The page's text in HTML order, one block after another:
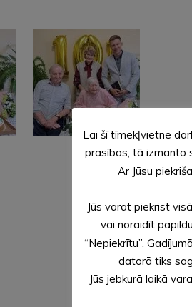
Lai šī tīmekļvietne
prasības, tā izmanto
Ar Jūsu
Jūs varat piekrist
vai noraidīt
“Nepiekrītu”.
datorā tiks
Jūs jebkurā laikā